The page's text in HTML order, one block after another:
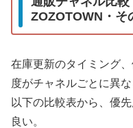
ZOZOTOWN・そ
在庫更新のタイミング
度がチャネルごとに異な
以下の比較表から、優
良い。